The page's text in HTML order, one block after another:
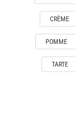
CRÈME
POMME
TARTE